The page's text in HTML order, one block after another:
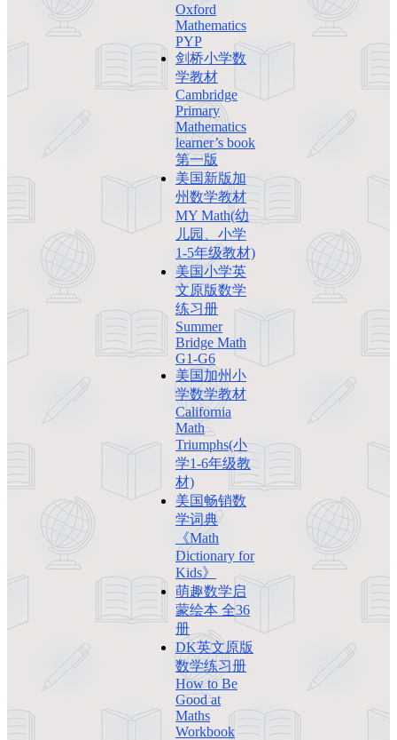
Oxford
Mathematics
PYP
剑桥小学数
学教材
Cambridge
Primary
Mathematics
learner’s book
第一版
美国新版加
州数学教材
MY Math(幼
儿园、小学
1-5年级教材)
美国小学英
文原版数学
练习册
Summer
Bridge Math
G1-G6
美国加州小
学数学教材
California
Math
Triumphs(小
学1-6年级教
材)
美国畅销数
学词典
《Math
Dictionary for
Kids》
萌趣数学启
蒙绘本 全36
册
DK英文原版
数学练习册
How to Be
Good at
Maths
Workbook